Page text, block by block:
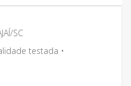
SC
testada •